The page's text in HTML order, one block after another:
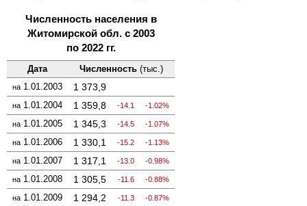
Численность населения в
Житомирской обл. с 2003
по 2022 гг.
Дата Численность (тыс.)
на 1.01.2003 1 373,9
на 1.01.2004 1 359,8 -14.1 -1.02%
на 1.01.2005 1 345,3 -14.5 -1.07%
на 1.01.2006 1 330,1 -15.2 -1.13%
на 1.01.2007 1 317,1 -13.0 -0.98%
на 1.01.2008 1 305,5 -11.6 -0.88%
на 1.01.2009 1 294,2 -11.3 -0.87%